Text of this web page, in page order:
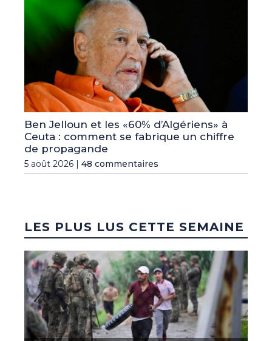
Ben Jelloun et les «60% d’Algériens» à
Ceuta : comment se fabrique un chiffre
de propagande
5 août 2026 | 48 commentaires
LES PLUS LUS CETTE SEMAINE